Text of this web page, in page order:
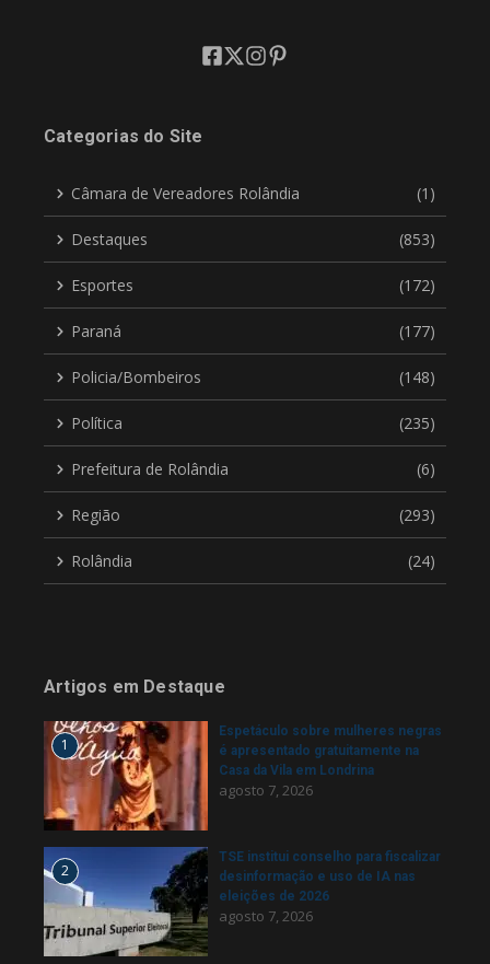
Categorias do Site
Câmara de Vereadores Rolândia (1)
Destaques (853)
Esportes (172)
Paraná (177)
Policia/Bombeiros (148)
Política (235)
Prefeitura de Rolândia (6)
Região (293)
Rolândia (24)
Artigos em Destaque
1
Espetáculo sobre mulheres negras
é apresentado gratuitamente na
Casa da Vila em Londrina
agosto 7, 2026
2
TSE institui conselho para fiscalizar
desinformação e uso de IA nas
eleições de 2026
agosto 7, 2026